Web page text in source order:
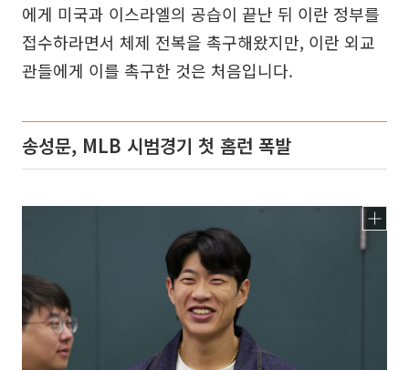
에게 미국과 이스라엘의 공습이 끝난 뒤 이란 정부를
접수하라면서 체제 전복을 촉구해왔지만, 이란 외교
관들에게 이를 촉구한 것은 처음입니다.
송성문, MLB 시범경기 첫 홈런 폭발